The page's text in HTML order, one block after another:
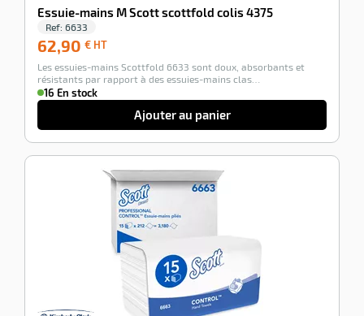
Essuie-mains M Scott scottfold colis 4375
Ref: 6633
62,90 € HT
HT
Les essuies-mains Scottfold 6633 sont doux, absorbants et
résistants par rapport à des essuies-mains clas…
16 En stock
Ajouter au panier